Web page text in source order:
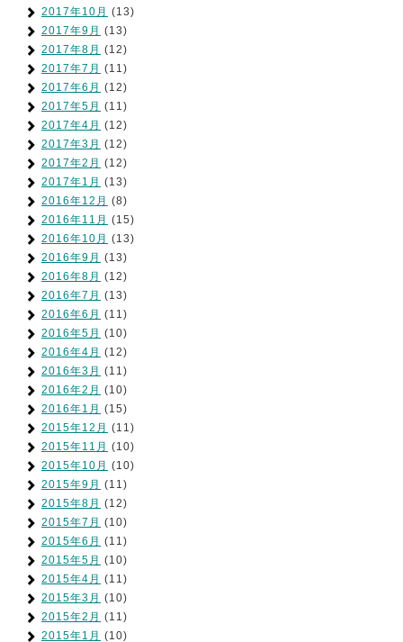
2017年10月 (13)
2017年9月 (13)
2017年8月 (12)
2017年7月 (11)
2017年6月 (12)
2017年5月 (11)
2017年4月 (12)
2017年3月 (12)
2017年2月 (12)
2017年1月 (13)
2016年12月 (8)
2016年11月 (15)
2016年10月 (13)
2016年9月 (13)
2016年8月 (12)
2016年7月 (13)
2016年6月 (11)
2016年5月 (10)
2016年4月 (12)
2016年3月 (11)
2016年2月 (10)
2016年1月 (15)
2015年12月 (11)
2015年11月 (10)
2015年10月 (10)
2015年9月 (11)
2015年8月 (12)
2015年7月 (10)
2015年6月 (11)
2015年5月 (10)
2015年4月 (11)
2015年3月 (10)
2015年2月 (11)
2015年1月 (10)